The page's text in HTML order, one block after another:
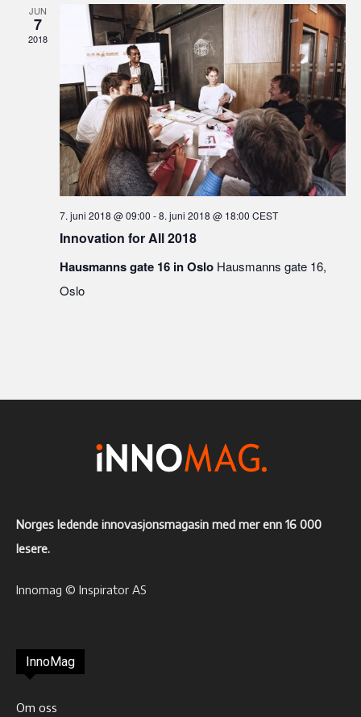
JUN
7
2018
7. juni 2018 @ 09:00 -8. juni 2018 @ 18:00 CEST
Innovation for All 2018
Hausmanns gate 16 in Oslo Hausmanns gate 16,
Oslo
Norges ledende innovasjonsmagasin med mer enn 16 000
lesere.
Innomag © Inspirator AS
InnoMag
Om oss